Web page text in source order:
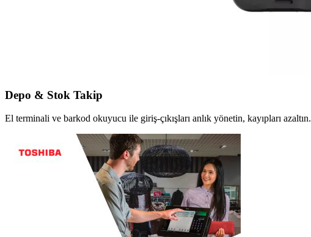
Depo & Stok Takip
El terminali ve barkod okuyucu ile giriş-çıkışları anlık yönetin, kayıpları azaltın.